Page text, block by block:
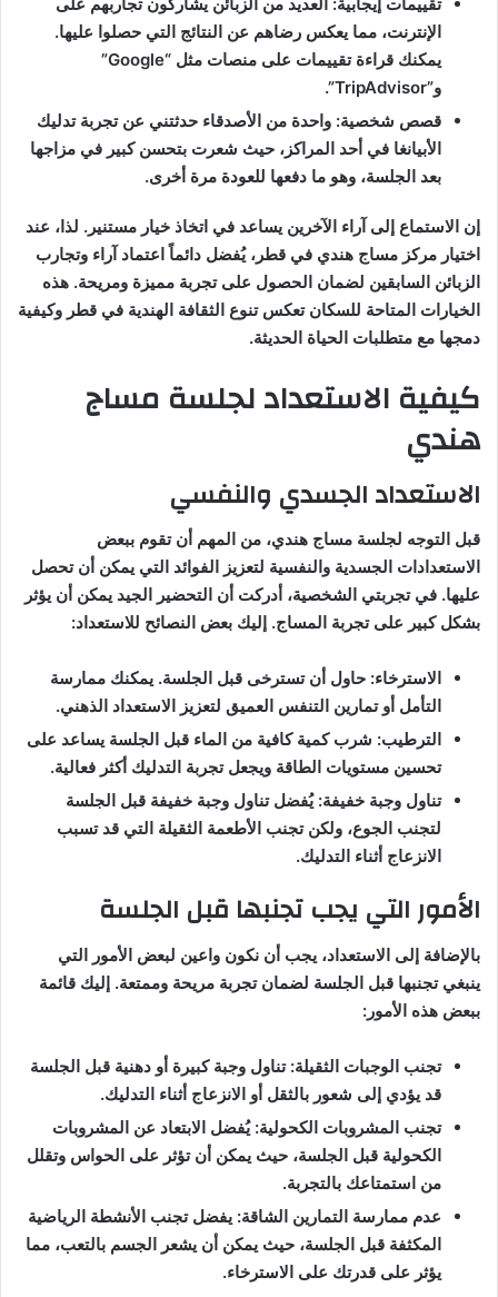
الإنترنت، مما يعكس رضاهم عن النتائج التي حصلوا عليها.
يمكنك قراءة تقييمات على منصات مثل “Google”
و”TripAdvisor”.
قصص شخصية: واحدة من الأصدقاء حدثتني عن تجربة تدليك
الأبيانغا في أحد المراكز، حيث شعرت بتحسن كبير في مزاجها
بعد الجلسة، وهو ما دفعها للعودة مرة أخرى.
إن الاستماع إلى آراء الآخرين يساعد في اتخاذ خيار مستنير. لذا، عند
اختيار مركز مساج هندي في قطر، يُفضل دائماً اعتماد آراء وتجارب
الزبائن السابقين لضمان الحصول على تجربة مميزة ومريحة. هذه
الخيارات المتاحة للسكان تعكس تنوع الثقافة الهندية في قطر وكيفية
دمجها مع متطلبات الحياة الحديثة.
كيفية الاستعداد لجلسة مساج
هندي
الاستعداد الجسدي والنفسي
قبل التوجه لجلسة مساج هندي، من المهم أن تقوم ببعض
الاستعدادات الجسدية والنفسية لتعزيز الفوائد التي يمكن أن تحصل
عليها. في تجربتي الشخصية، أدركت أن التحضير الجيد يمكن أن يؤثر
بشكل كبير على تجربة المساج. إليك بعض النصائح للاستعداد:
الاسترخاء: حاول أن تسترخى قبل الجلسة. يمكنك ممارسة
التأمل أو تمارين التنفس العميق لتعزيز الاستعداد الذهني.
الترطيب: شرب كمية كافية من الماء قبل الجلسة يساعد على
تحسين مستويات الطاقة ويجعل تجربة التدليك أكثر فعالية.
تناول وجبة خفيفة: يُفضل تناول وجبة خفيفة قبل الجلسة
لتجنب الجوع، ولكن تجنب الأطعمة الثقيلة التي قد تسبب
الانزعاج أثناء التدليك.
الأمور التي يجب تجنبها قبل الجلسة
بالإضافة إلى الاستعداد، يجب أن نكون واعين لبعض الأمور التي
ينبغي تجنبها قبل الجلسة لضمان تجربة مريحة وممتعة. إليك قائمة
ببعض هذه الأمور:
تجنب الوجبات الثقيلة: تناول وجبة كبيرة أو دهنية قبل الجلسة
قد يؤدي إلى شعور بالثقل أو الانزعاج أثناء التدليك.
تجنب المشروبات الكحولية: يُفضل الابتعاد عن المشروبات
الكحولية قبل الجلسة، حيث يمكن أن تؤثر على الحواس وتقلل
من استمتاعك بالتجربة.
عدم ممارسة التمارين الشاقة: يفضل تجنب الأنشطة الرياضية
المكثفة قبل الجلسة، حيث يمكن أن يشعر الجسم بالتعب، مما
يؤثر على قدرتك على الاسترخاء.